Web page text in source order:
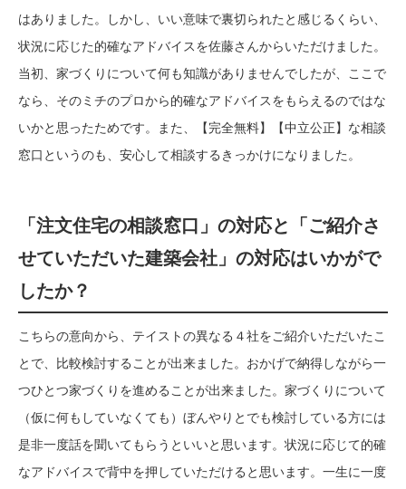
はありました。しかし、いい意味で裏切られたと感じるくらい、
状況に応じた的確なアドバイスを佐藤さんからいただけました。
当初、家づくりについて何も知識がありませんでしたが、ここで
なら、そのミチのプロから的確なアドバイスをもらえるのではな
いかと思ったためです。また、【完全無料】【中立公正】な相談
窓口というのも、安心して相談するきっかけになりました。
「注文住宅の相談窓口」の対応と「ご紹介さ
せていただいた建築会社」の対応はいかがで
したか？
こちらの意向から、テイストの異なる４社をご紹介いただいたこ
とで、比較検討することが出来ました。おかげで納得しながら一
つひとつ家づくりを進めることが出来ました。家づくりについて
（仮に何もしていなくても）ぼんやりとでも検討している方には
是非一度話を聞いてもらうといいと思います。状況に応じて的確
なアドバイスで背中を押していただけると思います。一生に一度